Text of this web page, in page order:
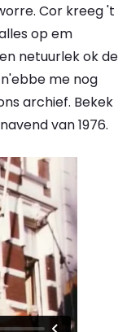
Cor kreeg 't
op em
netuurlek ok de
me nog
archief. Bekek
van 1976.